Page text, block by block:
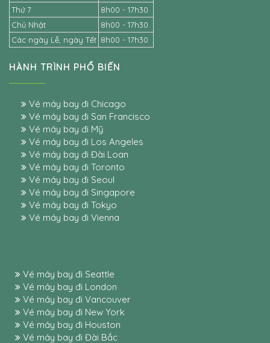
Thứ 7
8h00 - 17h30
Chủ Nhật
8h00 - 17h30
Các ngày Lễ, ngày Tết 8h00 - 17h30
HÀNH TRÌNH PHỔ BIẾN
Vé máy bay đi Chicago
Vé máy bay đi San Francisco
Vé máy bay đi Mỹ
Vé máy bay đi Los Angeles
Vé máy bay đi Đài Loan
Vé máy bay đi Toronto
Vé máy bay đi Seoul
Vé máy bay đi Singapore
Vé máy bay đi Tokyo
Vé máy bay đi Vienna
Vé máy bay đi Seattle
Vé máy bay đi London
Vé máy bay đi Vancouver
Vé máy bay đi New York
Vé máy bay đi Houston
Vé máy bay đi Đài Bắc